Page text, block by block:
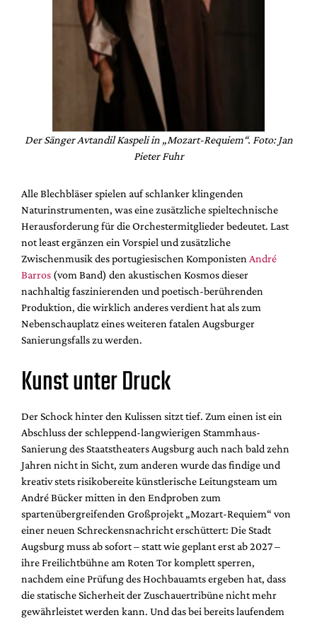
Der Sänger Avtandil Kaspeli in „Mozart-Requiem“. Foto: Jan
Pieter Fuhr
Alle Blechbläser spielen auf schlanker klingenden
Naturinstrumenten, was eine zusätzliche spieltechnische
Herausforderung für die Orchestermitglieder bedeutet. Last
not least ergänzen ein Vorspiel und zusätzliche
Zwischenmusik des portugiesischen Komponisten André
Barros (vom Band) den akustischen Kosmos dieser
nachhaltig faszinierenden und poetisch-berührenden
Produktion, die wirklich anderes verdient hat als zum
Nebenschauplatz eines weiteren fatalen Augsburger
Sanierungsfalls zu werden.
Kunst unter Druck
Der Schock hinter den Kulissen sitzt tief. Zum einen ist ein
Abschluss der schleppend-langwierigen Stammhaus-
Sanierung des Staatstheaters Augsburg auch nach bald zehn
Jahren nicht in Sicht, zum anderen wurde das findige und
kreativ stets risikobereite künstlerische Leitungsteam um
André Bücker mitten in den Endproben zum
spartenübergreifenden Großprojekt „Mozart-Requiem“ von
einer neuen Schreckensnachricht erschüttert: Die Stadt
Augsburg muss ab sofort – statt wie geplant erst ab 2027 –
ihre Freilichtbühne am Roten Tor komplett sperren,
nachdem eine Prüfung des Hochbauamts ergeben hat, dass
die statische Sicherheit der Zuschauertribüne nicht mehr
gewährleistet werden kann. Und das bei bereits laufendem